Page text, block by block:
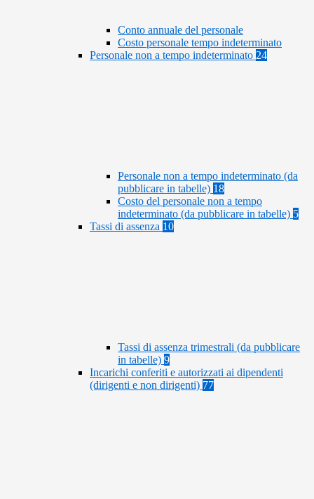
Conto annuale del personale
Costo personale tempo indeterminato
Personale non a tempo indeterminato 24
Personale non a tempo indeterminato (da
pubblicare in tabelle) 18
Costo del personale non a tempo
indeterminato (da pubblicare in tabelle) 5
Tassi di assenza 10
Tassi di assenza trimestrali (da pubblicare
in tabelle) 9
Incarichi conferiti e autorizzati ai dipendenti
(dirigenti e non dirigenti) 77